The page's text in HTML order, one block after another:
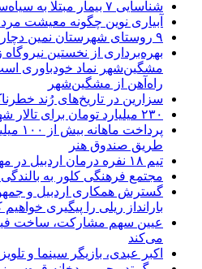
شناسایی ۷ بیمار مبتلا به سیاه‌سرفه در اردبیل
آبیاری نوین چگونه معیشت
۹ روستای شهرستان نمین دچار تنش آبی هستند
بهره‌برداری از نخستین
مشگین‌شهر نماد خودباوری
راه‌آهن از مشگین‌شهر
سزارین در تاریخ‌های رُند
۲۳۰ میلیارد تومان برای تالار شهر اردبیل تأمین شد
طریق صندوق هنر
تیم ۱۸ نفره درمان اردبیل در مهران مستقر می‌شود
مجتمع فرهنگی کلور به
گسترش همکاری اردبیل و
بارانداز ریلی را پیگیری خواهیم
عیین سهم مشارکت، ساخت
می‌کند
اکبر عبدی، بازیگر سینما و